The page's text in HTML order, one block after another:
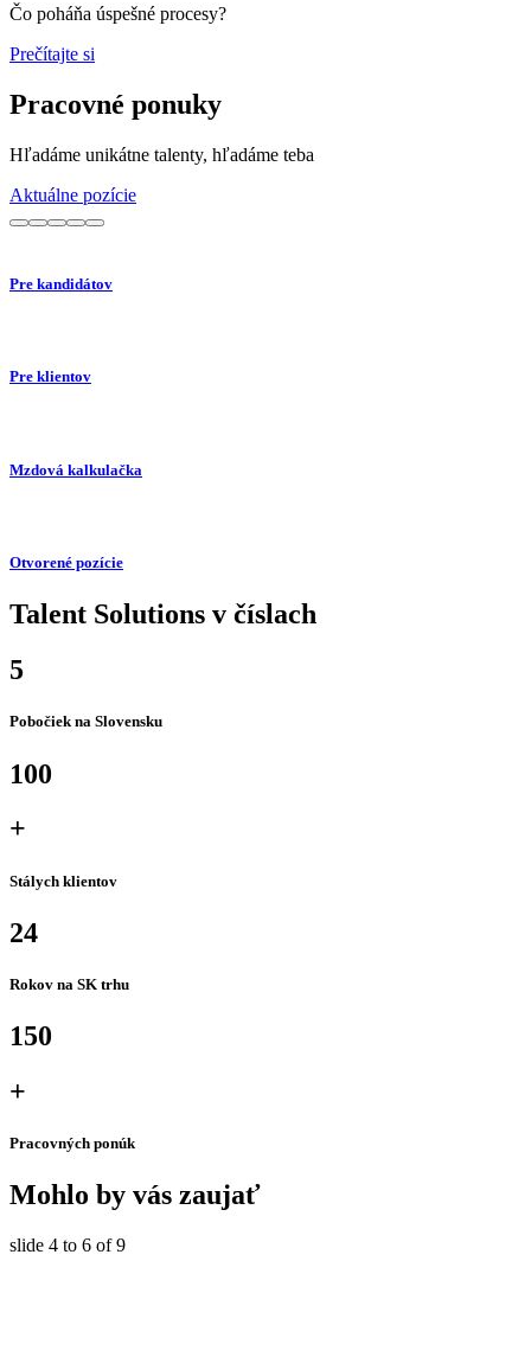
Čo poháňa úspešné procesy?
Prečítajte si
Pracovné ponuky
Hľadáme unikátne talenty, hľadáme teba
Aktuálne pozície
Pre kandidátov
Pre klientov
Mzdová kalkulačka
Otvorené pozície
Talent Solutions v číslach
5
Pobočiek na Slovensku
100
+
Stálych klientov
24
Rokov na SK trhu
150
+
Pracovných ponúk
Mohlo by vás zaujať
slide 4 to 6 of 9